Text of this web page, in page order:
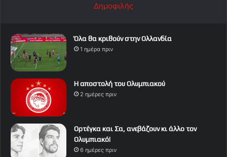
Δημοφιλής
Όλα θα κριθούν στην Ολλανδία
1 ημέρα πριν
Η αποστολή του Ολυμπιακού
2 ημέρες πριν
Ορτέγκα και Σα, ανεβάζουν κι άλλο τον
Ολυμπιακό!
6 ημέρες πριν